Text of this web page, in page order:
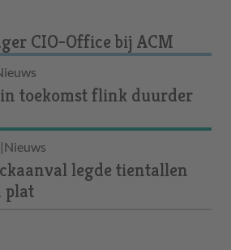
CIO-Office bij ACM
toekomst flink duurder
|Nieuws
legde tientallen
plat